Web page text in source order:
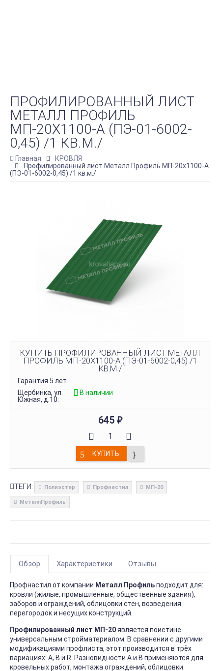
ПРОФИЛИРОВАННЫЙ ЛИСТ
МЕТАЛЛ ПРОФИЛЬ
МП-20Х1100-A (ПЭ-01-6002-
0,45) /1 КВ.М./
Главная
КРОВЛЯ
Профилированный лист Металл Профиль МП-20х1100-A
(ПЭ-01-6002-0,45) /1 кв.м./
КУПИТЬ ПРОФИЛИРОВАННЫЙ ЛИСТ МЕТАЛЛ
ПРОФИЛЬ МП-20Х1100-A (ПЭ-01-6002-0,45) /1
КВ.М./
Гарантия 5 лет
Щербинка, ул.
Южная, д.10:
В наличии
645 ₽
КУПИТЬ
ТЕГИ: Полиэстер Профнастил МП-20
МеталлПрофиль
Обзор Характеристики Отзывы
Профнастил от компании Металл Профильподходит для:
кровли (жилые, промышленные, общественные здания),
заборов и ограждений, облицовки стен, возведения
перегородок и несущих конструкций.
Профилированный лист МП-20является поистине
универсальным стройматериалом. В сравнении с другими
модификациями профлиста, этот производится в трёх
вариациях: А, В и R. Разновидности А и В применяются для
кровельных работ, монтажа ограждений, облицовки